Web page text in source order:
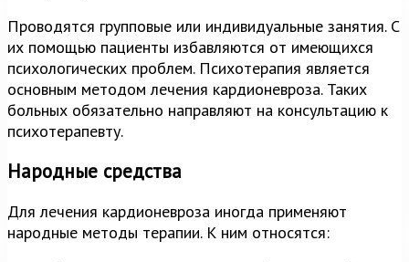
Проводятся групповые или индивидуальные занятия. С
их помощью пациенты избавляются от имеющихся
психологических проблем. Психотерапия является
основным методом лечения кардионевроза. Таких
больных обязательно направляют на консультацию к
психотерапевту.
Народные средства
Для лечения кардионевроза иногда применяют
народные методы терапии. К ним относятся: